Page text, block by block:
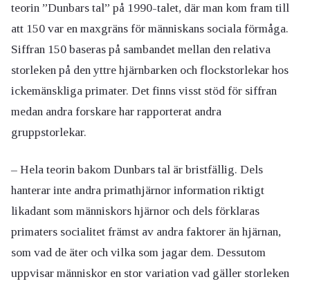
teorin ”Dunbars tal” på 1990-talet, där man kom fram till
att 150 var en maxgräns för människans sociala förmåga.
Siffran 150 baseras på sambandet mellan den relativa
storleken på den yttre hjärnbarken och flockstorlekar hos
ickemänskliga primater. Det finns visst stöd för siffran
medan andra forskare har rapporterat andra
gruppstorlekar.
– Hela teorin bakom Dunbars tal är bristfällig. Dels
hanterar inte andra primathjärnor information riktigt
likadant som människors hjärnor och dels förklaras
primaters socialitet främst av andra faktorer än hjärnan,
som vad de äter och vilka som jagar dem. Dessutom
uppvisar människor en stor variation vad gäller storleken